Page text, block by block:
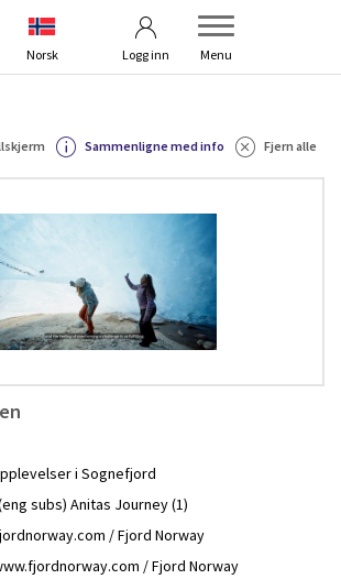
Norsk Logg inn Menu
Kontakt oss
Sammenligne med info Fjern alle
i Sognefjord
subs) Anitas Journey (1)
/ Fjord Norway
/ Fjord Norway